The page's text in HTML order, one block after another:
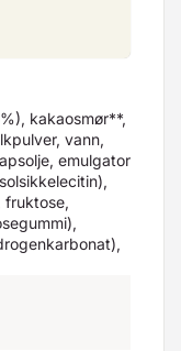
kakaosmør**,
vann,
emulgator
fruktose,